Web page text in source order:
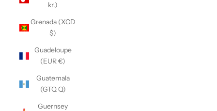
kr.)
Grenada (XCD
$)
Guadeloupe
(EUR €)
Guatemala
(GTQ Q)
Guernsey